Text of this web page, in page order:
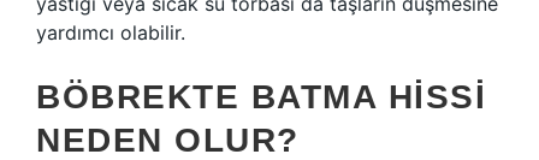
yardımcı olabilir.
BÖBREKTE BATMA HISSI
NEDEN OLUR?